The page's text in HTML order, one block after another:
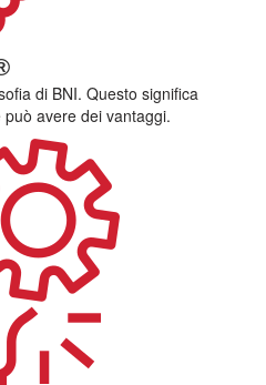
di BNI. Questo significa
avere dei vantaggi.